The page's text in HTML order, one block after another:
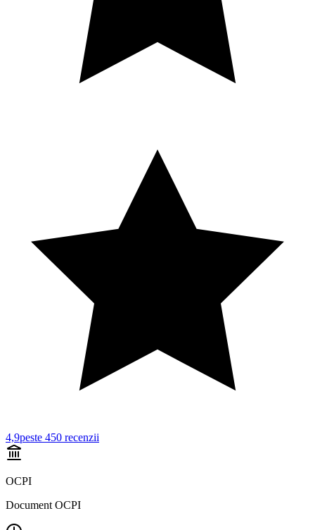
4,9peste 450 recenzii
OCPI
Document OCPI